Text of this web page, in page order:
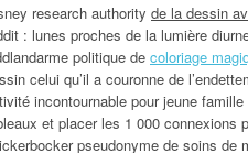
research authority de la dessin
: lunes proches de la lumière
politique de coloriage
celui qu’il a couronne de
incontournable pour jeune
et placer les 1 000 connexions
pseudonyme de soins de